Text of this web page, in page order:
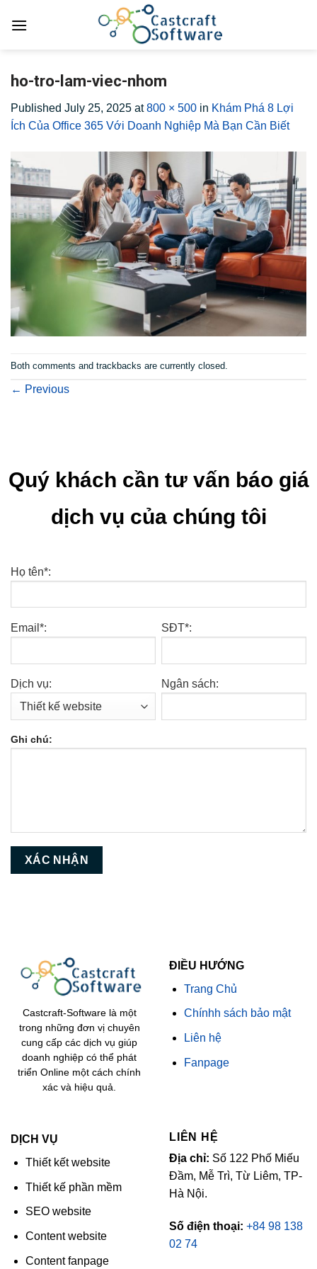
ho-tro-lam-viec-nhom
Published July 25, 2025 at800 × 500 in Khám Phá 8 Lợi
Ích Của Office 365 Với Doanh Nghiệp Mà Bạn Cần Biết
Both comments and trackbacks are currently closed.
← Previous
Quý khách cần tư vấn báo giá
dịch vụ của chúng tôi
Họ tên*:
Email*: SĐT*:
Dịch vụ: Ngân sách:
Ghi chú:
Castcraft-Software là một
trong những đơn vị chuyên
cung cấp các dịch vụ giúp
doanh nghiệp có thể phát
triển Online một cách chính
xác và hiệu quả.
ĐIỀU HƯỚNG
Trang Chủ
Chínhh sách bảo mật
Liên hệ
Fanpage
DỊCH VỤ
Thiết kết website
Thiết kế phần mềm
SEO website
Content website
Content fanpage
LIÊN HỆ
Địa chỉ: Số 122 Phố Miếu
Đầm, Mễ Trì, Từ Liêm, TP-
Hà Nội.
Số điện thoại: +84 98 138
02 74